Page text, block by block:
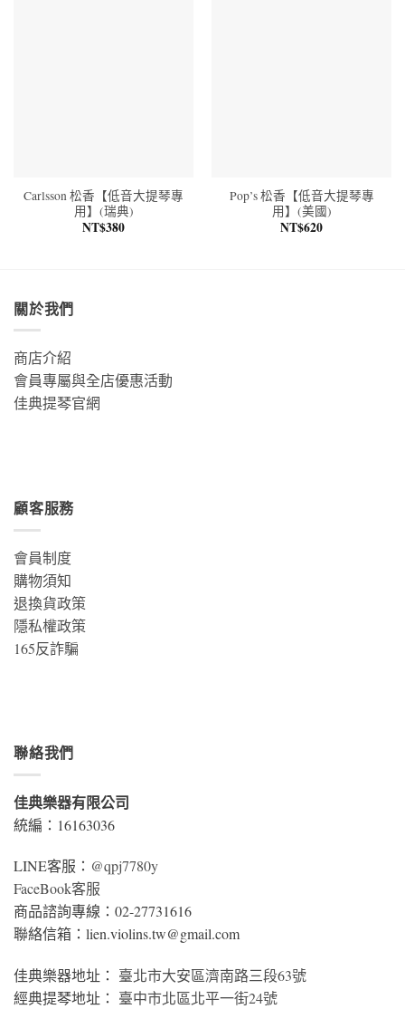
Carlsson 松香【低音大提琴專
用】(瑞典)
NT$380
Pop’s 松香【低音大提琴專
用】(美國)
NT$620
關於我們
商店介紹
會員專屬與全店優惠活動
佳典提琴官網
顧客服務
會員制度
購物須知
退換貨政策
隱私權政策
165反詐騙
聯絡我們
佳典樂器有限公司
統編：16163036
LINE客服： @qpj7780y
FaceBook客服
商品諮詢專線：02-27731616
聯絡信箱：lien.violins.tw@gmail.com
佳典樂器地址： 臺北市大安區濟南路三段63號
經典提琴地址： 臺中市北區北平一街24號